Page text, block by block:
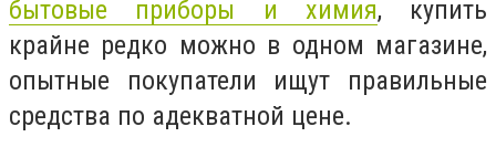
бытовые приборы и химия, купить
крайне редко можно в одном магазине,
опытные покупатели ищут правильные
средства по адекватной цене.